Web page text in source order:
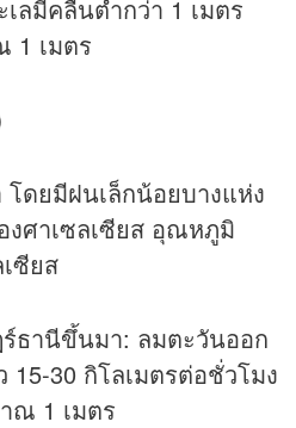
ลมีคลื่นต่ำกว่า 1 เมตร
1 เมตร
โดยมีฝนเล็กน้อยบางแห่ง
ศาเซลเซียส อุณหภูมิ
ซียส
ธานีขึ้นมา: ลมตะวันออก
15-30 กิโลเมตรต่อชั่วโมง
ณ 1 เมตร